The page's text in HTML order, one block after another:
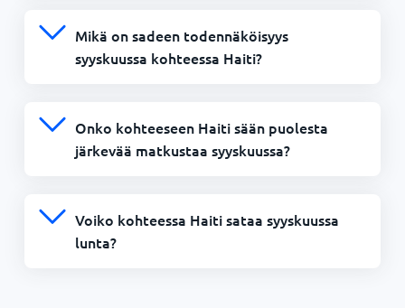
Mikä on sadeen todennäköisyys
syyskuussa kohteessa Haiti?
Onko kohteeseen Haiti sään puolesta
järkevää matkustaa syyskuussa?
Voiko kohteessa Haiti sataa syyskuussa
lunta?